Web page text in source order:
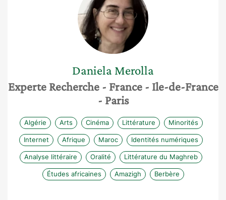
Daniela Merolla
Experte Recherche - France - Ile-de-France
- Paris
Algérie Arts Cinéma Littérature Minorités
Internet Afrique Maroc Identités numériques
Analyse littéraire Oralité Littérature du Maghreb
Études africaines Amazigh Berbère